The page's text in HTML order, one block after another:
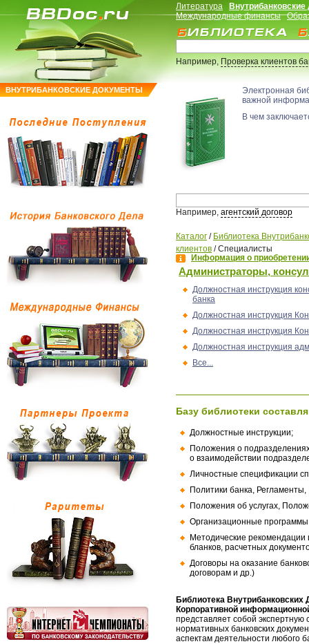
ВНУТРИБАНКОВСКИЕ ДОКУМЕНТЫ
Литература
Международные финансы
Например,Проверка клиентов
Электронная
важной
В чем
Например, агентский договор
Каталог / Библиотека
клиентов /Специалисты
Информация о
Администраторы,
Должностная инструкция
банка
Должностная инструкция
Должностная инструкция
Должностная инструкция
Все...
Базу библиотеки
Должностные инструкции;
Положения о
о взаимодействии
Личностные спецификации
Политики банка,
Положения об услугах,
Организационные
Методические
бланков, расчетных
Договоры на оказание
договорам и др.)
Библиотека
Корпоративной
представляет собой экспертную
нормативных банковских
аспектам деятельности любого